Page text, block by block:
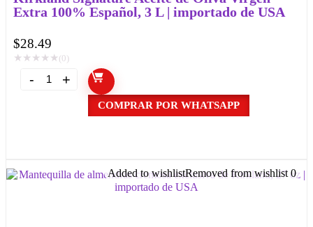
Extra 100% Español, 3 L | importado de USA
$28.49
★ ★ ★ ★ ★ (0)
COMPRAR POR WHATSAPP
Added to wishlistRemoved from wishlist 0